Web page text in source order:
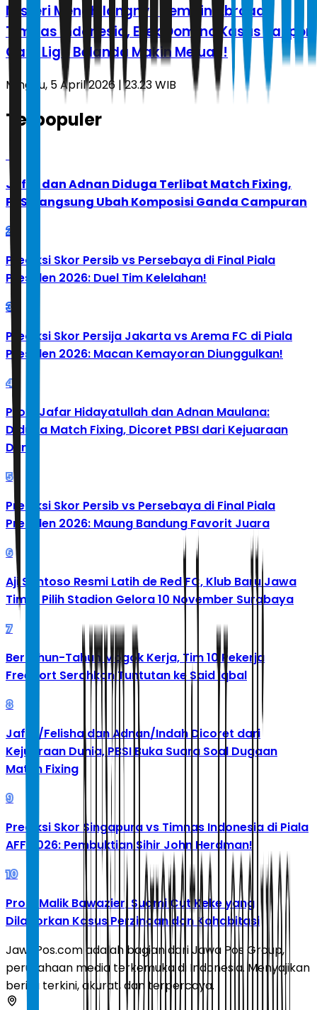
Misteri Menghilangnya Pemain Abroad
Timnas Indonesia, Efek Domino Kasus Paspor
Gate Liga Belanda Makin Meluas!
Minggu, 5 April 2026 | 23.23 WIB
Terpopuler
1
Jafar dan Adnan Diduga Terlibat Match Fixing,
PBSI Langsung Ubah Komposisi Ganda Campuran
2
Prediksi Skor Persib vs Persebaya di Final Piala
Presiden 2026: Duel Tim Kelelahan!
3
Prediksi Skor Persija Jakarta vs Arema FC di Piala
Presiden 2026: Macan Kemayoran Diunggulkan!
4
Profil Jafar Hidayatullah dan Adnan Maulana:
Diduga Match Fixing, Dicoret PBSI dari Kejuaraan
Dunia
5
Prediksi Skor Persib vs Persebaya di Final Piala
Presiden 2026: Maung Bandung Favorit Juara
6
Aji Santoso Resmi Latih de Red FC, Klub Baru Jawa
Timur Pilih Stadion Gelora 10 November Surabaya
7
Bertahun-Tahun Mogok Kerja, Tim 10 Pekerja
Freeport Serahkan Tuntutan ke Said Iqbal
8
Jafar/Felisha dan Adnan/Indah Dicoret dari
Kejuaraan Dunia, PBSI Buka Suara Soal Dugaan
Match Fixing
9
Prediksi Skor Singapura vs Timnas Indonesia di Piala
AFF 2026: Pembuktian Sihir John Herdman!
10
Profil Malik Bawazier, Suami Cut Keke yang
Dilaporkan Kasus Perzinaan dan Kohabitasi
JawaPos.com adalah bagian dari Jawa Pos Group,
perusahaan media terkemuka di Indonesia. Menyajikan
berita terkini, akurat, dan terpercaya.